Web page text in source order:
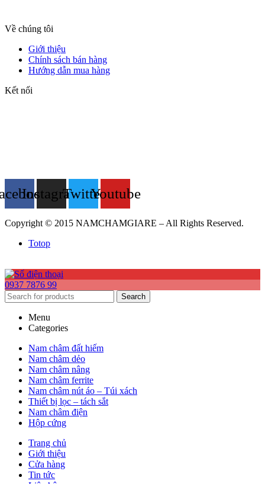
Về chúng tôi
Giới thiệu
Chính sách bán hàng
Hướng dẫn mua hàng
Kết nối
InstagramTwitterYoutube
Copyright © 2015 NAMCHAMGIARE – All Rights Reserved.
Totop
0937 7876 99
Search
Menu
Categories
Nam châm đất hiếm
Nam châm dẻo
Nam châm nâng
Nam châm ferrite
Nam châm nút áo – Túi xách
Thiết bị lọc – tách sắt
Nam châm điện
Hộp cứng
Trang chủ
Giới thiệu
Cửa hàng
Tin tức